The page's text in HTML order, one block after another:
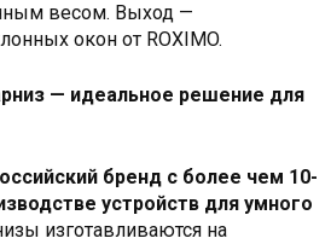
весом. Выход —
окон от ROXIMO.
— идеальное решение для
бренд с более чем 10-
устройств для умного
изготавливаются на